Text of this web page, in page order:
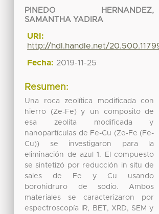
PINEDO HERNANDEZ,
SAMANTHA YADIRA
URI:
http://hdl.handle.net/
Fecha: 2019-11-25
Resumen:
Una roca zeolítica modificada con
hierro (Ze-Fe) y un composito de
esa zeolita modificada y
nanopartículas de Fe-Cu (Ze-Fe (Fe-
Cu)) se investigaron para la
eliminación de azul 1. El compuesto
se sintetizó por reducción in situ de
sales de Fe y Cu usando
borohidruro de sodio. Ambos
materiales se caracterizaron por
espectroscopía IR, BET, XRD, SEM y